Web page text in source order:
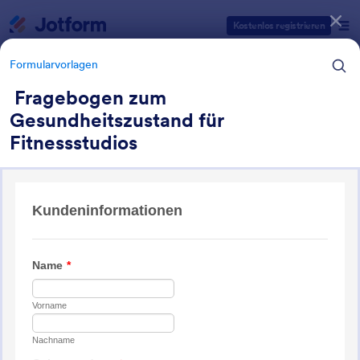
Kostenlos registrieren
Formularvorlagen
Fragebogen zum
Gesundheitszustand für
Fitnessstudios
Formularvorlagen
Formulare für Sport
Formularvorlagen Kategorien